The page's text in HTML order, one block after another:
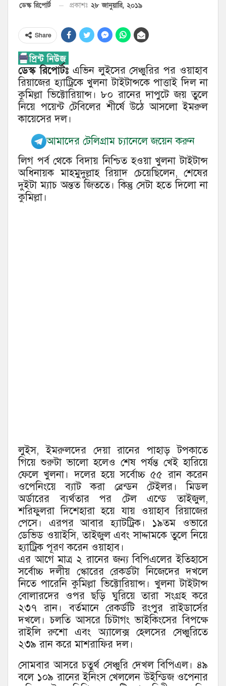
ডেস্ক রিপোর্ট প্রকাশঃ ২৮ জানুয়ারি, ২০১৯
Share
ডেস্ক রিপোর্টঃএভিন লুইসের সেঞ্চুরির পর ওয়াহাব
রিয়াজের হ্যাট্রিকে খুলনা টাইটান্সকে পাত্তাই দিল না
কুমিল্লা ভিক্টোরিয়ান্স। ৮০ রানের দাপুটে জয় তুলে
নিয়ে পয়েন্ট টেবিলের শীর্ষে উঠে আসলো ইমরুল
কায়েসের দল।
আমাদের টেলিগ্রাম চ্যানেলে জয়েন করুন
লিগ পর্ব থেকে বিদায় নিশ্চিত হওয়া খুলনা টাইটান্স
অধিনায়ক মাহমুদুল্লাহ রিয়াদ চেয়েছিলেন, শেষের
দুইটা ম্যাচ অন্তত জিততে। কিন্তু সেটা হতে দিলো না
কুমিল্লা।
লুইস, ইমরুলদের দেয়া রানের পাহাড় টপকাতে
গিয়ে শুরুটা ভালো হলেও শেষ পর্যন্ত খেই হারিয়ে
ফেলে খুলনা। দলের হয়ে সর্বোচ্চ ৫৫ রান করেন
ওপেনিংয়ে ব্যাট করা ব্রেন্ডন টেইলর। মিডল
অর্ডারের ব্যর্থতার পর টেল এন্ডে তাইজুল,
শরিফুলরা দিশেহারা হয়ে যায় ওয়াহাব রিয়াজের
পেসে। এরপর আবার হ্যাটট্রিক। ১৯তম ওভারে
ডেভিড ওয়াইসি, তাইজুল এবং সাদ্দামকে তুলে নিয়ে
হ্যাট্রিক পূরণ করেন ওয়াহাব।
এর আগে মাত্র ২ রানের জন্য বিপিএলের ইতিহাসে
সর্বোচ্চ দলীয় স্কোরের রেকর্ডটা নিজেদের দখলে
নিতে পারেনি কুমিল্লা ভিক্টোরিয়ান্স। খুলনা টাইটান্স
বোলারদের ওপর ছড়ি ঘুরিয়ে তারা সংগ্রহ করে
২৩৭ রান। বর্তমানে রেকর্ডটি রংপুর রাইডার্সের
দখলে। চলতি আসরে চিটাগং ভাইকিংসের বিপক্ষে
রাইলি রুশো এবং অ্যালেক্স হেলসের সেঞ্চুরিতে
২৩৯ রান করে মাশরাফির দল।
সোমবার আসরে চতুর্থ সেঞ্চুরি দেখল বিপিএল। ৪৯
বলে ১০৯ রানের ইনিংস খেললেন উইন্ডিজ ওপেনার